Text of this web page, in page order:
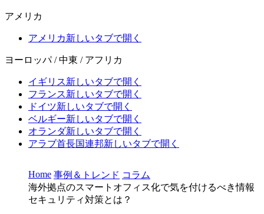
アメリカ
アメリカ新しいタブで開く
ヨーロッパ / 中東 / アフリカ
イギリス新しいタブで開く
フランス新しいタブで開く
ドイツ新しいタブで開く
ベルギー新しいタブで開く
オランダ新しいタブで開く
アラブ首長国連邦新しいタブで開く
Home 事例＆トレンド コラム
海外拠点のスマートオフィス化で気を付けるべき情報
セキュリティ対策とは？